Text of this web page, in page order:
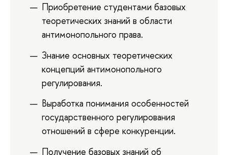
Приобретение студентами базовых
теоретических знаний в области
антимонопольного права.
Знание основных теоретических
концепций антимонопольного
регулирования.
Выработка понимания особенностей
государственного регулирования
отношений в сфере конкуренции.
Получение базовых знаний об